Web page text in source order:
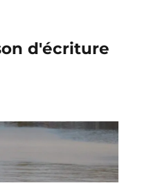
d'écriture